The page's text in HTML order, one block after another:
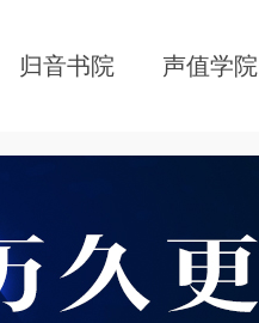
归音书院 声值学院